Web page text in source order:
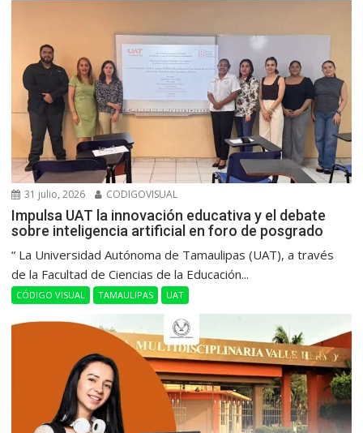
31 julio, 2026 CODIGOVISUAL
Impulsa UAT la innovación educativa y el debate
sobre inteligencia artificial en foro de posgrado
“ La Universidad Autónoma de Tamaulipas (UAT), a través
de la Facultad de Ciencias de la Educación...
CÓDIGO VISUAL TAMAULIPAS UAT